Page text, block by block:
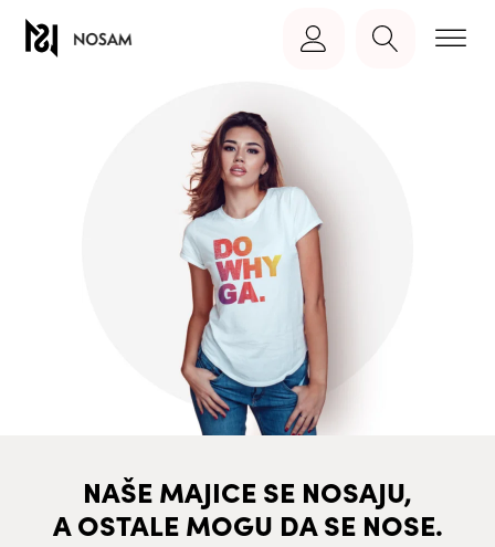
NAŠE MAJICE SE NOSAJU,
A OSTALE MOGU DA SE NOSE.